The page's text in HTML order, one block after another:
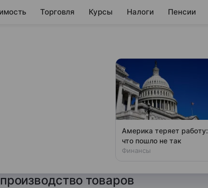
Торговля Курсы Налоги Пенсии
за продукцию
во вторник рассмотрит
товаров
Америка теряет работу:
что пошло не так
Финансы